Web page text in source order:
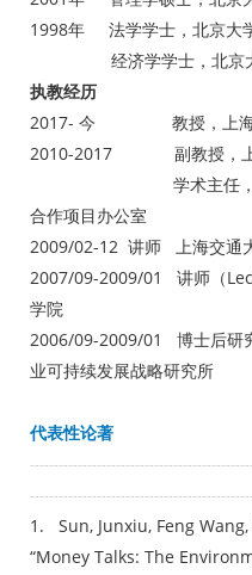
1998年 法学学士，北京大
经济学学士，北京大
执教经历
2017- 今 教授，上海交
2010-2017 副教授，上海
学术主任，上海交
合作项目办公室
2009/02-12 讲师 上海交通
2007/09-2009/01 讲师（
学院
2006/09-2009/01 博士后研
业可持续发展战略研究所
代表性论著
1. Sun, Junxiu, Feng
“Money Talks: The